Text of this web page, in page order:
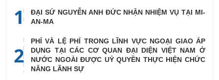
1
ĐẠI SỨ NGUYỄN ANH ĐỨC NHẬN NHIỆM VỤ TẠI MI-
AN-MA
2
PHÍ VÀ LỆ PHÍ TRONG LĨNH VỰC NGOẠI GIAO ÁP
DỤNG TẠI CÁC CƠ QUAN ĐẠI DIỆN VIỆT NAM Ở
NƯỚC NGOÀI ĐƯỢC UỶ QUYỀN THỰC HIỆN CHỨC
NĂNG LÃNH SỰ